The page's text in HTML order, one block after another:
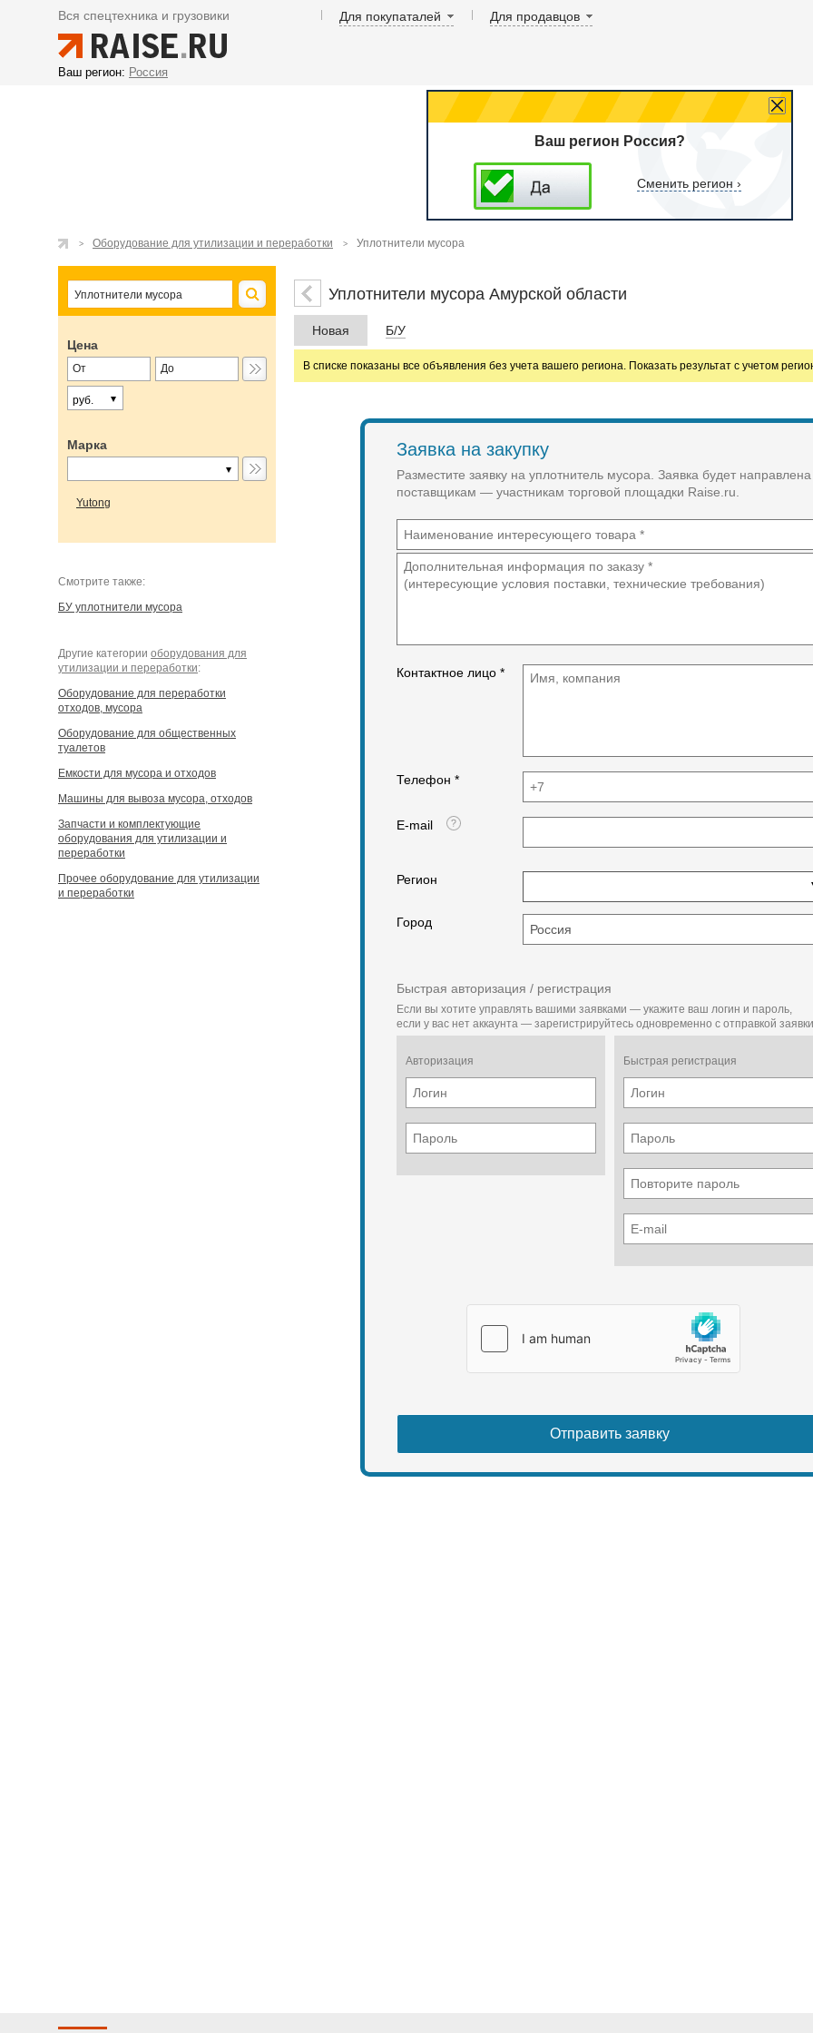
Вся спецтехника и грузовики Для покупаталей Для продавцов
Ваш регион: Россия
Ваш регион Россия?
Сменить регион ›
Оборудование для утилизации и переработки Уплотнители мусора
Цена
руб.
Марка
Yutong
Cмотрите также:
БУ уплотнители мусора
Другие категории оборудования для
утилизации и переработки:
Оборудование для переработки
отходов, мусора
Оборудование для общественных
туалетов
Емкости для мусора и отходов
Машины для вывоза мусора, отходов
Запчасти и комплектующие
оборудования для утилизации и
переработки
Прочее оборудование для утилизации
и переработки
Уплотнители мусора Амурской области
Новая Б/У
В списке показаны все объявления без учета вашего региона. Показать результат с учетом
Заявка на закупку
Разместите заявку на уплотнитель мусора. Заявка будет направлена
поставщикам — участникам торговой площадки Raise.ru.
Контактное лицо *
Телефон *
E-mail
Регион
Город
Быстрая авторизация / регистрация
Если вы хотите управлять вашими заявками — укажите ваш логин и пароль,
если у вас нет аккаунта — зарегистрируйтесь одновременно с отправкой
Авторизация Быстрая регистрация